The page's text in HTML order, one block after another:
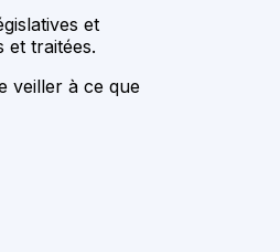
et
et traitées.
veiller à ce que